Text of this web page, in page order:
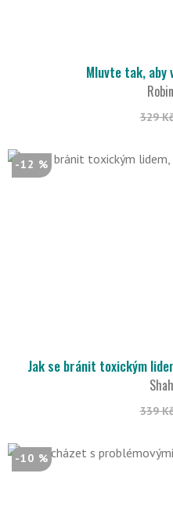
Mluvte tak, aby
329
-12 %
Jak se bránit toxickým
339
-10 %